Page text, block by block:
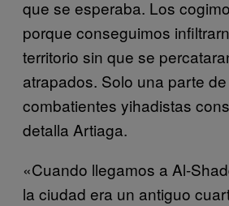
que se esperaba. Los
porque conseguimos
territorio sin que se
atrapados. Solo una parte
combatientes yihadistas
detalla Artiaga.
«Cuando llegamos a Al-
la ciudad era un antiguo